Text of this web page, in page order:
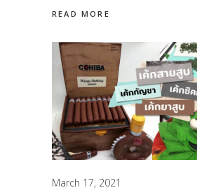
READ MORE
March 17, 2021